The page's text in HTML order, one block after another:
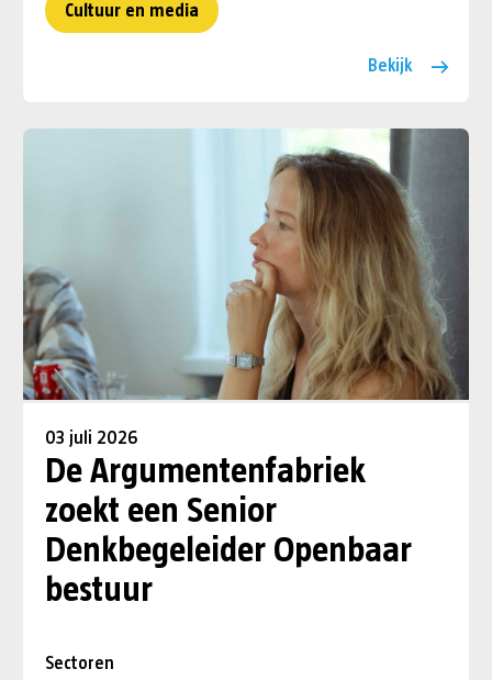
Cultuur en media
Bekijk
03 juli 2026
De Argumentenfabriek
zoekt een Senior
Denkbegeleider Openbaar
bestuur
Sectoren